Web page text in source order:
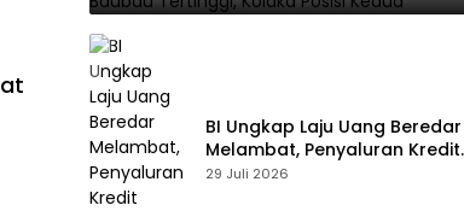
BI Ungkap Laju Uang Beredar
Melambat, Penyaluran Kredit
Perbankan Meningkat
29 Juli 2026